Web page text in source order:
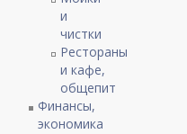
и
чистки
Рестораны
и кафе,
общепит
Финансы,
экономика